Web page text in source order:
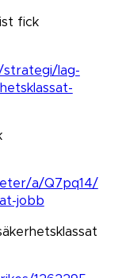
fick
strategi/lag-
a/Q7pq14/
jobb